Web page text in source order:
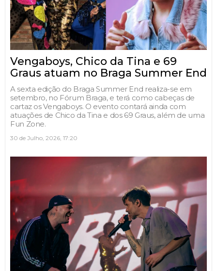
Vengaboys, Chico da Tina e 69
Graus atuam no Braga Summer End
A sexta edição do Braga Summer End realiza-se em
setembro, no Fórum Braga, e terá como cabeças de
cartaz os Vengaboys. O evento contará ainda com
atuações de Chico da Tina e dos 69 Graus, além de uma
Fun Zone.
30 de Julho, 2026, 17:20